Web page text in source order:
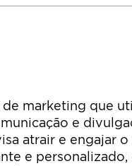
marketing que
e
atrair e engajar o
e personalizado,